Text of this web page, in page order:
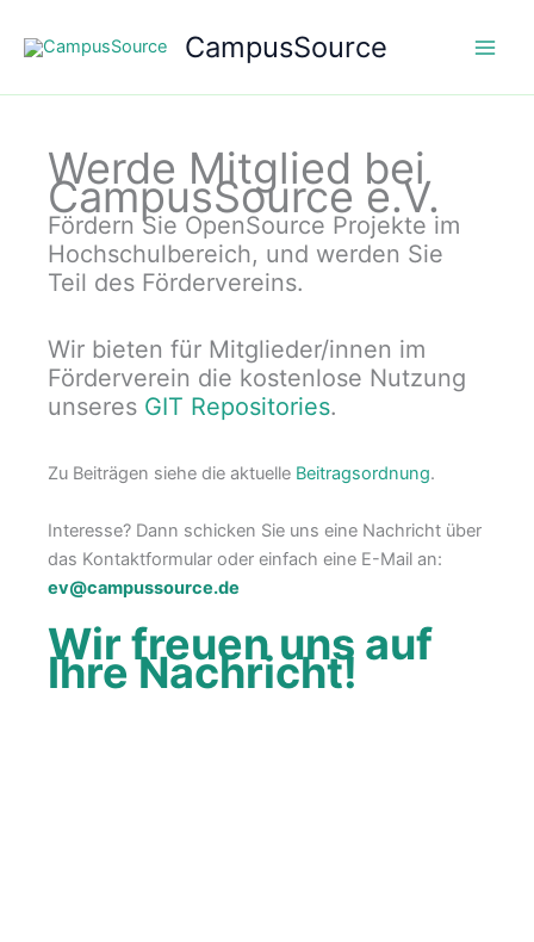
Inhalt
CampusSource
Werde Mitglied bei
CampusSource e.V.
Fördern Sie OpenSource Projekte im
Hochschulbereich, und werden Sie
Teil des Fördervereins.
Wir bieten für Mitglieder/innen im
Förderverein die kostenlose Nutzung
unseres GIT Repositories.
Zu Beiträgen siehe die aktuelle Beitragsordnung.
Interesse? Dann schicken Sie uns eine Nachricht über
das Kontaktformular oder einfach eine E-Mail an:
ev@campussource.de
Wir freuen uns auf
Ihre Nachricht!